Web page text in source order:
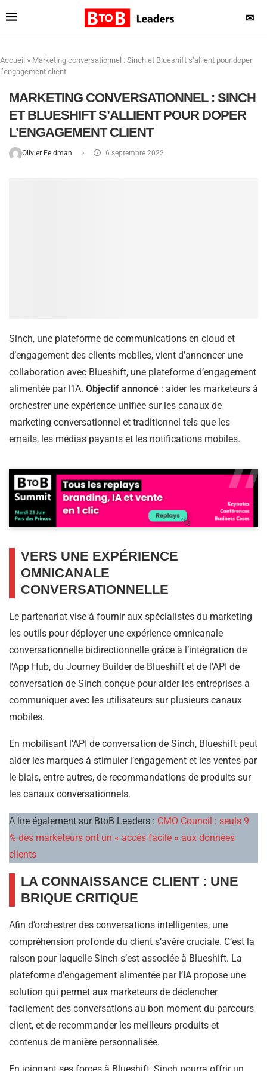
✉
Accueil » Marketing conversationnel : Sinch et Blueshift s’allient pour doper
l’engagement client
MARKETING CONVERSATIONNEL : SINCH
ET BLUESHIFT S’ALLIENT POUR DOPER
L’ENGAGEMENT CLIENT
Olivier Feldman 6 septembre 2022
Sinch, une plateforme de communications en cloud et
d’engagement des clients mobiles, vient d’annoncer une
collaboration avec Blueshift, une plateforme d’engagement
alimentée par l’IA. Objectif annoncé : aider les marketeurs à
orchestrer une expérience unifiée sur les canaux de
marketing conversationnel et traditionnel tels que les
emails, les médias payants et les notifications mobiles.
VERS UNE EXPÉRIENCE
OMNICANALE
CONVERSATIONNELLE
Le partenariat vise à fournir aux spécialistes du marketing
les outils pour déployer une expérience omnicanale
conversationnelle bidirectionnelle grâce à l’intégration de
l’App Hub, du Journey Builder de Blueshift et de l’API de
conversation de Sinch conçue pour aider les entreprises à
communiquer avec les utilisateurs sur plusieurs canaux
mobiles.
En mobilisant l’API de conversation de Sinch, Blueshift peut
aider les marques à stimuler l’engagement et les ventes par
le biais, entre autres, de recommandations de produits sur
les canaux conversationnels.
A lire également sur BtoB Leaders : CMO Council : seuls 9
% des marketeurs ont un « accès facile » aux données
clients
LA CONNAISSANCE CLIENT : UNE
BRIQUE CRITIQUE
Afin d’orchestrer des conversations intelligentes, une
compréhension profonde du client s’avère cruciale. C’est la
raison pour laquelle Sinch s’est associée à Blueshift. La
plateforme d’engagement alimentée par l’IA propose une
solution qui permet aux marketeurs de déclencher
facilement des conversations au bon moment du parcours
client, et de recommander les meilleurs produits et
contenus de manière personnalisée.